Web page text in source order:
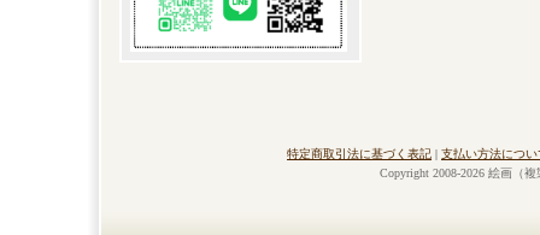
特定商取引法に基づく表記 | 支払い方法につい
Copyright 2008-2026 絵画（